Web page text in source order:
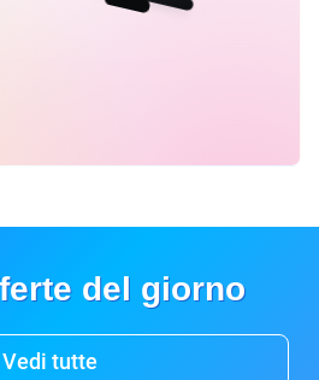
del giorno
Vedi tutte